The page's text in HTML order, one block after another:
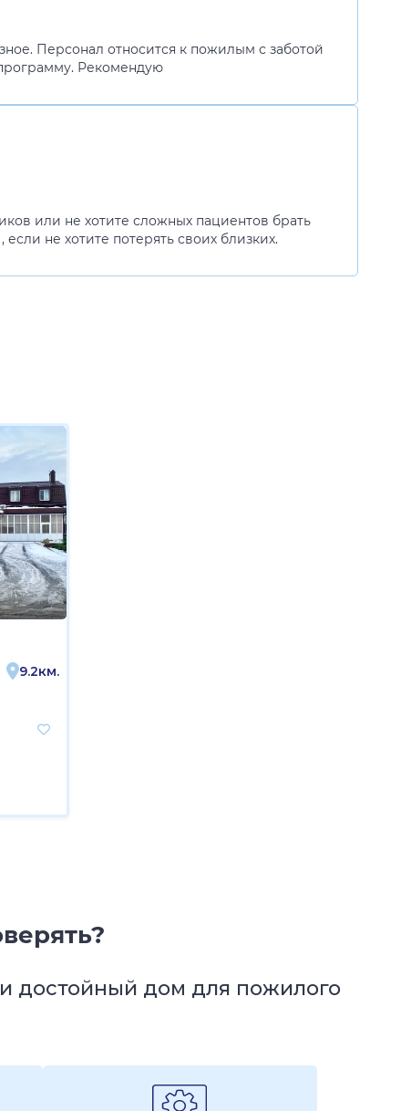
Персонал относится к пожилым с заботой
Рекомендую
или не хотите сложных пациентов брать
не хотите потерять своих близких.
Стачки, 253А
9.2км.
достойный дом для пожилого